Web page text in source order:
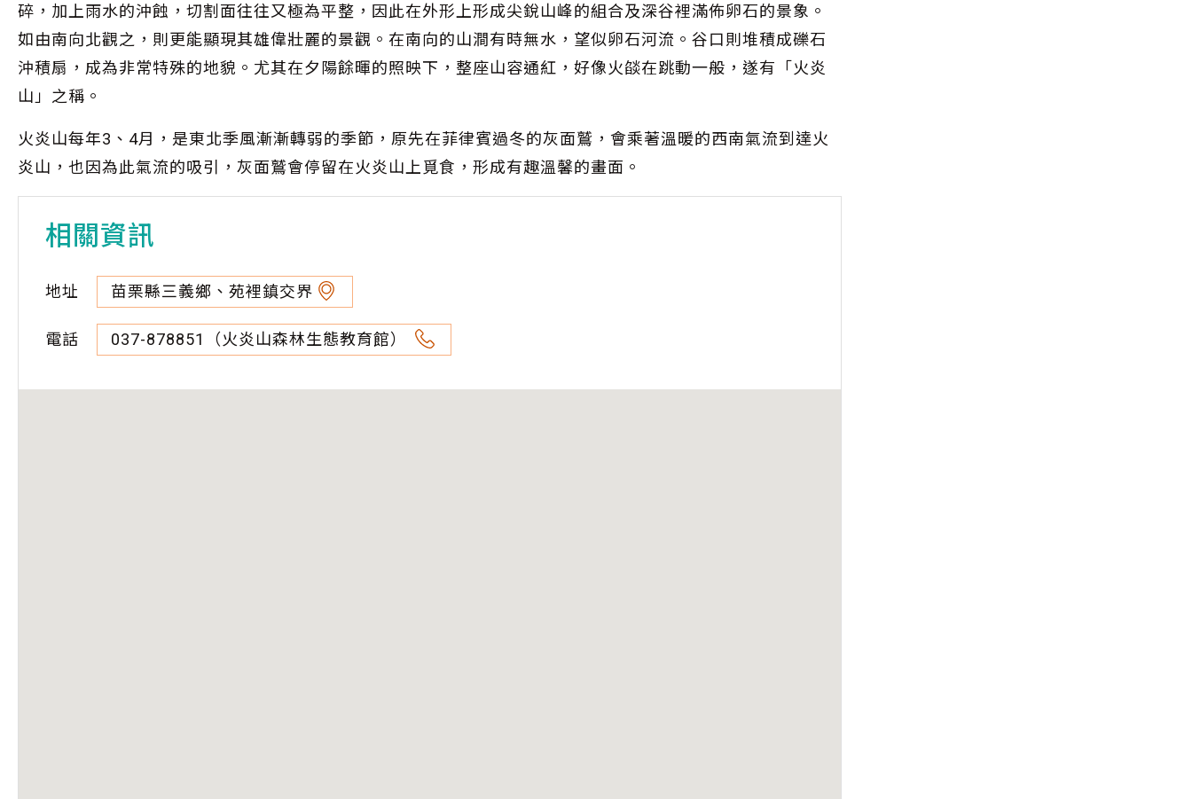
碎，加上雨水的沖蝕，切割面往往又極為平整，因此在外形上形成尖銳山峰的組合及深谷裡滿佈卵石的景象。
如由南向北觀之，則更能顯現其雄偉壯麗的景觀。在南向的山澗有時無水，望似卵石河流。谷口則堆積成礫石
沖積扇，成為非常特殊的地貌。尤其在夕陽餘暉的照映下，整座山容通紅，好像火燄在跳動一般，遂有「火炎
山」之稱。
火炎山每年3、4月，是東北季風漸漸轉弱的季節，原先在菲律賓過冬的灰面鷲，會乘著溫暖的西南氣流到達火
炎山，也因為此氣流的吸引，灰面鷲會停留在火炎山上覓食，形成有趣溫馨的畫面。
相關資訊
地址 苗栗縣三義鄉、苑裡鎮交界
電話 037-878851（火炎山森林生態教育館）